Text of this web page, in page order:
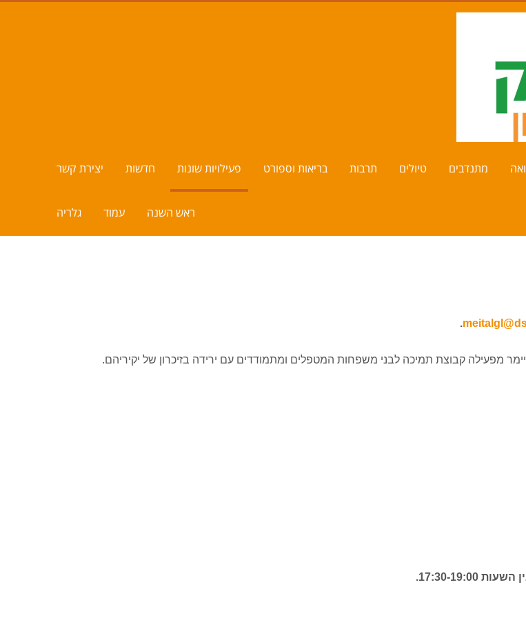
מתנדבים טיולים תרבות בריאות וספורט פעילויות שונות חדשות יצירת קשר
ראש השנה עמוד גלריה
.
מפעילה קבוצת תמיכה לבני משפחות המטפלים ומתמודדים עם ירידה בזיכרון של יקיריהם.
19:00.